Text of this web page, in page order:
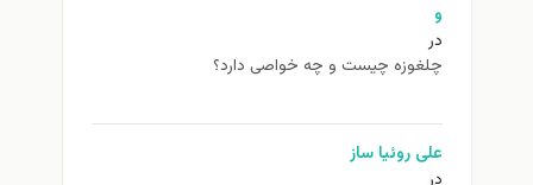
و
در
چلغوزه چیست و چه خواصی دارد؟
علی روئیا ساز
در